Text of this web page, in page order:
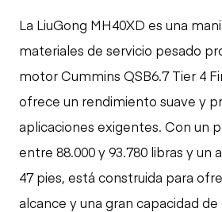
La LiuGong MH40XD es una
materiales de servicio pesado
motor Cummins QSB6.7 Tier 4
ofrece un rendimiento suave y
aplicaciones exigentes. Con un
entre 88.000 y 93.780 libras y un
47 pies, está construida para
alcance y una gran capacidad